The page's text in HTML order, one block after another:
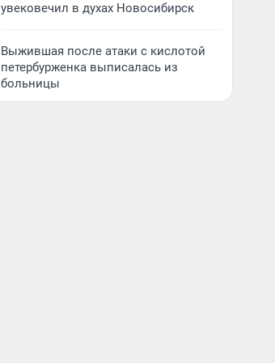
увековечил в духах Новосибирск
Выжившая после атаки с кислотой
петербурженка выписалась из
больницы